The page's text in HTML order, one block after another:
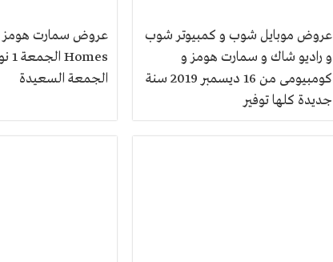
عروض موبايل شوب و كمبيوتر شوب
و راديو شاك و سمارت هومز و
كومبيومى من 16 ديسمبر 2019 سنة
جديدة كلها توفير
الجمعة السعيدة